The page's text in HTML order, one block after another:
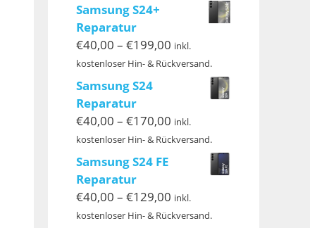
€279,00
Samsung S24+
Reparatur
€40,00 – €199,00 Preisspanne:
€40,00
€199,00
inkl.
kostenloser Hin- & Rückversand.
Samsung S24
Reparatur
€40,00 – €170,00 Preisspanne:
€40,00
€170,00
inkl.
kostenloser Hin- & Rückversand.
Samsung S24 FE
Reparatur
€40,00 – €129,00 Preisspanne:
€40,00
inkl.
kostenloser Hin- & Rückversand.